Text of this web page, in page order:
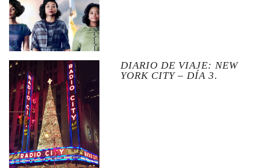
DIARIO DE VIAJE: NEW
YORK CITY – DÍA 3.